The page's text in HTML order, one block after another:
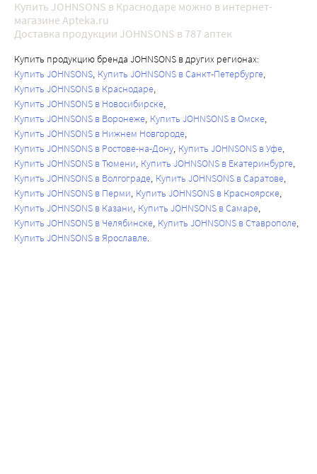
Купить JOHNSONS в Краснодаре можно в интернет-
магазине Apteka.ru
Доставка продукции JOHNSONS в 787 аптек
Купить продукцию бренда JOHNSONS в других регионах:
Купить JOHNSONS Купить JOHNSONS в Санкт-Петербурге
Купить JOHNSONS в Краснодаре
Купить JOHNSONS в Новосибирске
Купить JOHNSONS в Воронеже Купить JOHNSONS в Омске
Купить JOHNSONS в Нижнем Новгороде
Купить JOHNSONS в Ростове-на-Дону Купить JOHNSONS в Уфе
Купить JOHNSONS в Тюмени Купить JOHNSONS в Екатеринбурге
Купить JOHNSONS в Волгограде Купить JOHNSONS в Саратове
Купить JOHNSONS в Перми Купить JOHNSONS в Красноярске
Купить JOHNSONS в Казани Купить JOHNSONS в Самаре
Купить JOHNSONS в Челябинске Купить JOHNSONS в Ставрополе
Купить JOHNSONS в Ярославле